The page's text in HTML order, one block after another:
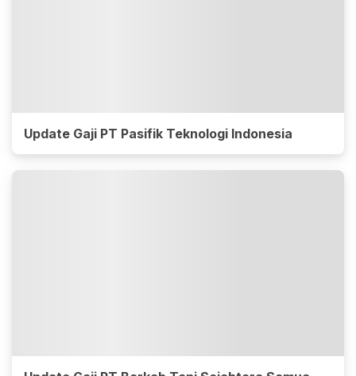
Update Gaji PT Pasifik Teknologi Indonesia